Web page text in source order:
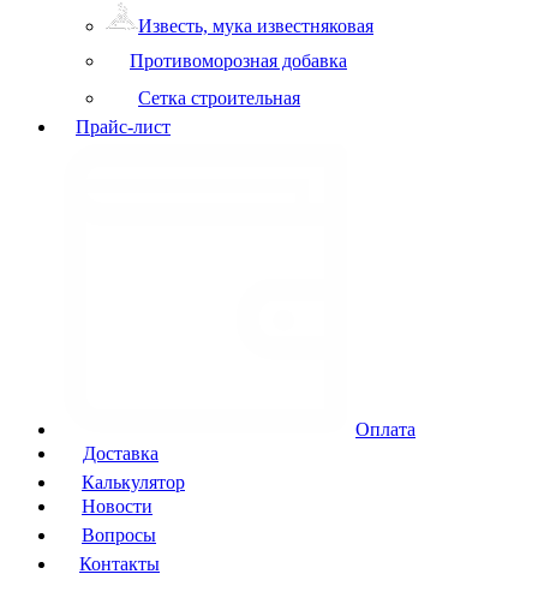
Известь, мука известняковая
Противоморозная добавка
Сетка строительная
Прайс-лист
Оплата
Доставка
Калькулятор
Новости
Вопросы
Контакты